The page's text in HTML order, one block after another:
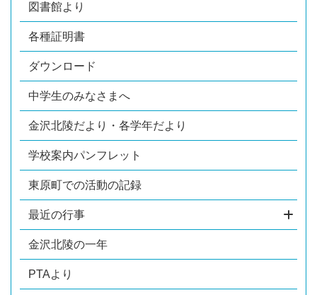
図書館より
各種証明書
ダウンロード
中学生のみなさまへ
金沢北陵だより・各学年だより
学校案内パンフレット
東原町での活動の記録
最近の行事
金沢北陵の一年
PTAより